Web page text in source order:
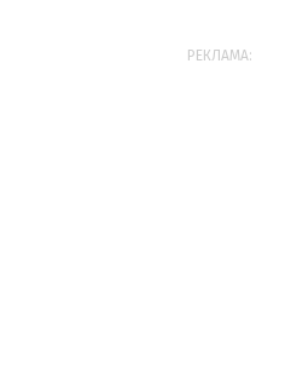
РЕКЛАМА: